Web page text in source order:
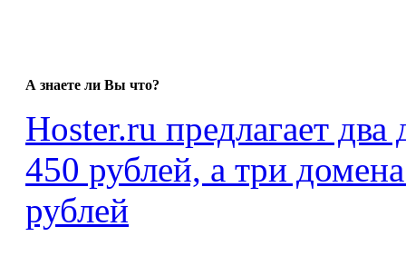
А знаете ли Вы что?
Hoster.ru предлагает
450 рублей, а три
рублей